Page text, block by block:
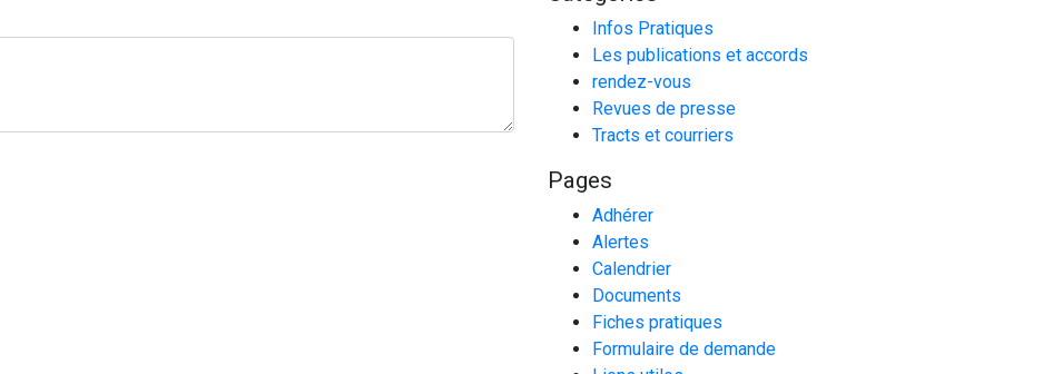
Infos Pratiques
Les publications et accords
rendez-vous
Revues de presse
Tracts et courriers
Pages
Adhérer
Alertes
Calendrier
Documents
Fiches pratiques
Formulaire de demande